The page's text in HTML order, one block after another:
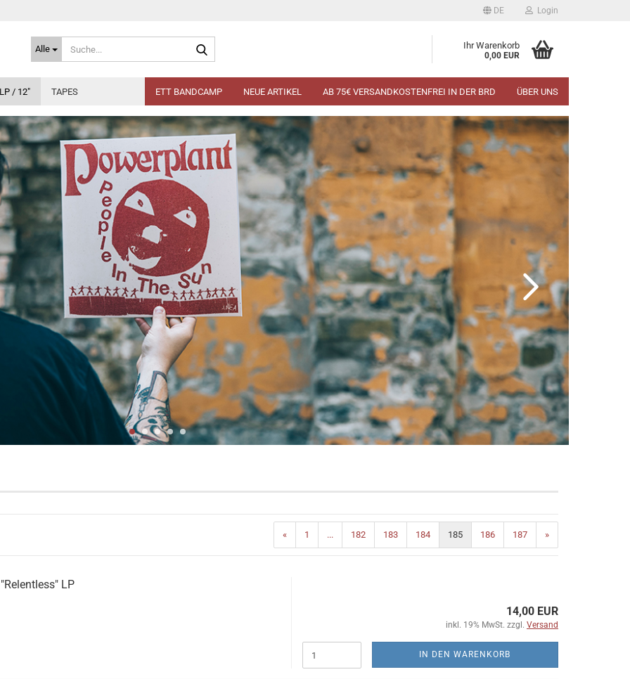
DE Login
Alle Ihr Warenkorb
0,00 EUR
LP / 12" TAPES ETT BANDCAMP NEUE ARTIKEL AB 75€ VERSANDKOSTENFREI IN DER BRD ÜBER UNS
« 1 ... 182 183 184 185 186 187 »
LP
14,00 EUR
inkl. 19% MwSt. zzgl. Versand
IN DEN WARENKORB